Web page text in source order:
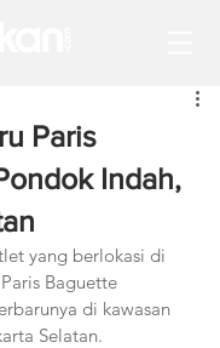
Paris
Indah,
yang berlokasi di
Baguette
di kawasan
Selatan.